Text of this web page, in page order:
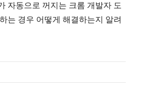
자동으로 꺼지는 크롬 개발자 도
는 경우 어떻게 해결하는지 알려